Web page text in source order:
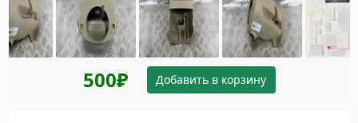
500₽ Добавить в корзину